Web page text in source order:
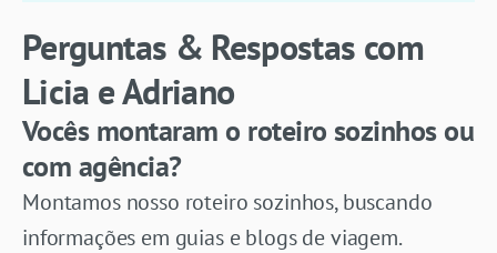
Perguntas & Respostas com
Licia e Adriano
Vocês montaram o roteiro sozinhos ou
com agência?
Montamos nosso roteiro sozinhos, buscando
informações em guias e blogs de viagem.